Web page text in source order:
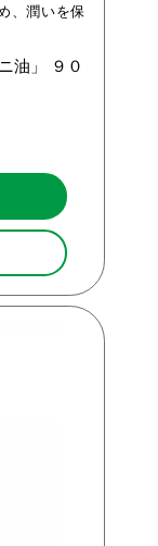
、潤いを保
油」
９０